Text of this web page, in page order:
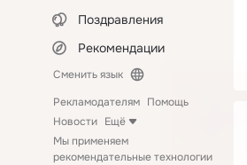
Поздравления
Рекомендации
Сменить язык
Рекламодателям Помощь
Новости Ещё
Мы применяем
рекомендательные технологии